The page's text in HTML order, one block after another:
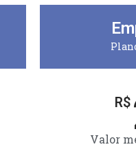
R$
Valor